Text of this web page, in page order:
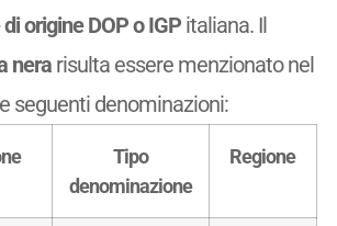
origine DOP o IGPitaliana. Il
nerarisulta essere menzionato nel
seguenti denominazioni:
Tipo
denominazione
Regione